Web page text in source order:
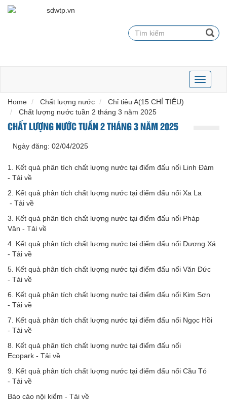
Toggle
Home
Chất lượng nước
Chỉ tiêu A(15 CHỈ TIÊU)
Chất lượng nước tuần 2 tháng 3 năm 2025
CHẤT LƯỢNG NƯỚC TUẦN 2 THÁNG 3 NĂM 2025
Ngày đăng: 02/04/2025
1. Kết quả phân tích chất lượng nước tại điểm đấu nối Linh Đàm
- Tải về
2. Kết quả phân tích chất lượng nước tại điểm đấu nối Xa La
- Tải về
3. Kết quả phân tích chất lượng nước tại điểm đấu nối Pháp
Vân - Tải về
4. Kết quả phân tích chất lượng nước tại điểm đấu nối Dương Xá
- Tải về
5. Kết quả phân tích chất lượng nước tại điểm đấu nối Văn Đức
- Tải về
6. Kết quả phân tích chất lượng nước tại điểm đấu nối Kim Sơn
- Tải về
7. Kết quả phân tích chất lượng nước tại điểm đấu nối Ngọc Hồi
- Tải về
8. Kết quả phân tích chất lượng nước tại điểm đấu nối
Ecopark - Tải về
9. Kết quả phân tích chất lượng nước tại điểm đấu nối Cầu Tó
- Tải về
Báo cáo nội kiểm - Tải về